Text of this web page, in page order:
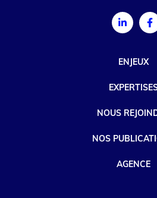
ENJEUX
NOUS
NOS
AGENCE